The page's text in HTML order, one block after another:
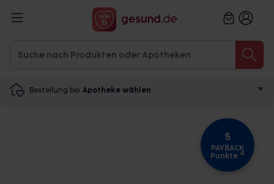
Bestellung bei Apotheke wählen
5
PAYBACK
Punkte 4